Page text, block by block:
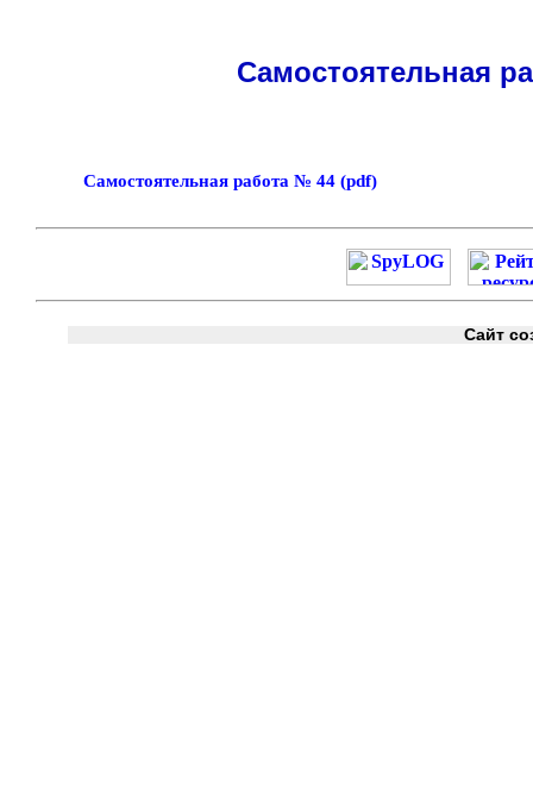
Самостоятельная
Самостоятельная работа № 44 (pdf)
Сайт